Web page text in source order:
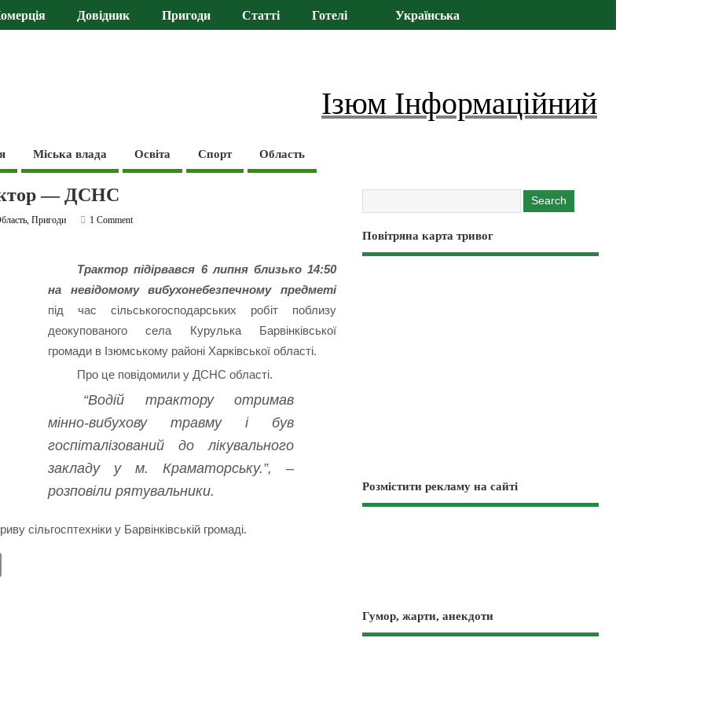
Довідник Пригоди Статті Готелі Українська
Ізюм Інформаційний
Міська влада Освіта Спорт Область
— ДСНС
,Пригоди
1 Comment
Трактор підірвався 6 липня близько 14:50
на невідомому вибухонебезпечному предметі
під час сільськогосподарських робіт поблизу
деокупованого села Курулька Барвінківської
громади в Ізюмському районі Харківської області.
Про це повідомили у ДСНС області.
“Водій трактору отримав
мінно-вибухову травму і був
госпіталізований до лікувального
закладу у м. Краматорську.”, –
розповіли рятувальники.
сільгосптехніки у Барвінківській громаді.
Повітряна карта тривог
Розмістити рекламу на сайті
Гумор, жарти, анекдоти